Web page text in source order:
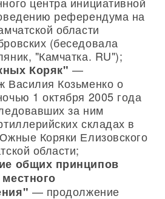
референдума на
области
(беседовала
"Камчатка. RU");
Коряк" —
Василия Козьменко о
1 октября 2005 года
за ним
складах в
Коряки Елизовского
области;
общих принципов
— продолжение